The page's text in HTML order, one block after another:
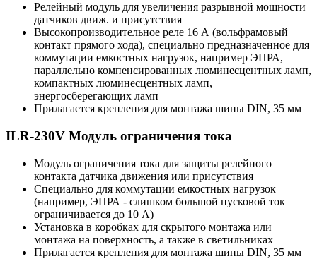
Релейный модуль для увеличения разрывной мощности
датчиков движ. и присутствия
Высокопроизводительное реле 16 А (вольфрамовый
контакт прямого хода), специально предназначенное для
коммутации емкостных нагрузок, например ЭПРА,
параллельно компенсированных люминесцентных ламп,
компактных люминесцентных ламп,
энергосберегающих ламп
Прилагается крепления для монтажа шины DIN, 35 мм
ILR-230V Модуль ограничения тока
Модуль ограничения тока для защиты релейного
контакта датчика движения или присутствия
Специально для коммутации емкостных нагрузок
(например, ЭПРА - слишком большой пусковой ток
ограничивается до 10 А)
Установка в коробках для скрытого монтажа или
монтажа на поверхность, а также в светильниках
Прилагается крепления для монтажа шины DIN, 35 мм